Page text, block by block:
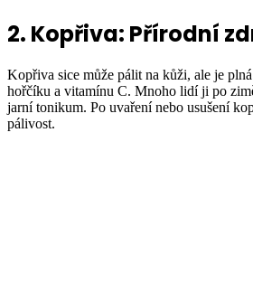
2. Kopřiva: Přírodní
Kopřiva sice může pálit na kůži, ale je
hořčíku a vitamínu C. Mnoho lidí ji po
jarní tonikum. Po uvaření nebo usušení
pálivost.